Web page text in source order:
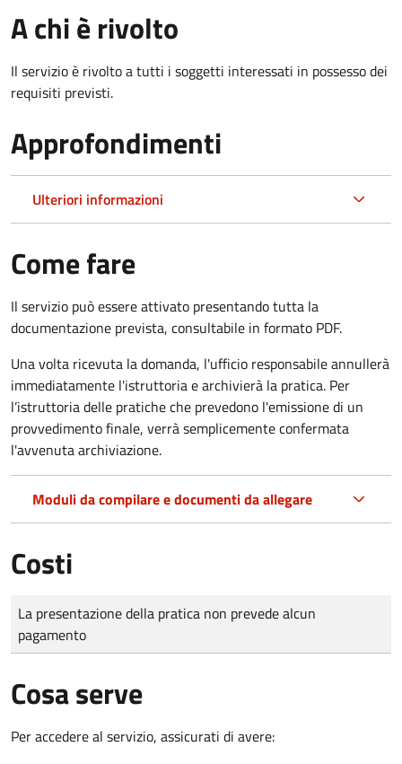
A chi è rivolto
Il servizio è rivolto a tutti i soggetti interessati in possesso dei
requisiti previsti.
Approfondimenti
Ulteriori informazioni
Come fare
Il servizio può essere attivato presentando tutta la
documentazione prevista, consultabile in formato PDF.
Una volta ricevuta la domanda, l'ufficio responsabile annullerà
immediatamente l'istruttoria e archivierà la pratica. Per
l’istruttoria delle pratiche che prevedono l'emissione di un
provvedimento finale, verrà semplicemente confermata
l'avvenuta archiviazione.
Moduli da compilare e documenti da allegare
Costi
Tipo di pagamento
Importo
La presentazione della pratica non prevede alcun
pagamento
Cosa serve
Per accedere al servizio, assicurati di avere: